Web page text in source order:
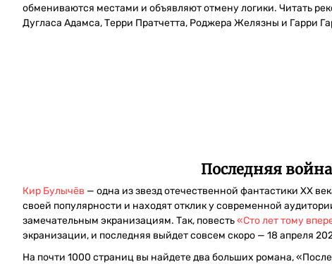
обмениваются местами и объявляют отмену логики. Читать
Дугласа Адамса, Терри Пратчетта, Роджера Желязны и Гарри
Последняя война
Кир Булычёв — одна из звезд отечественной фантастики ХХ
своей популярности и находят отклик у современной
замечательным экранизациям. Так, повесть«Сто лет тому
экранизации, и последняя выйдет совсем скоро — 18 апреля
На почти 1000 страниц вы найдете два больших романа,